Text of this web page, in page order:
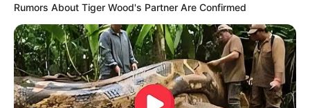
Rumors About Tiger Wood's Partner Are Confirmed